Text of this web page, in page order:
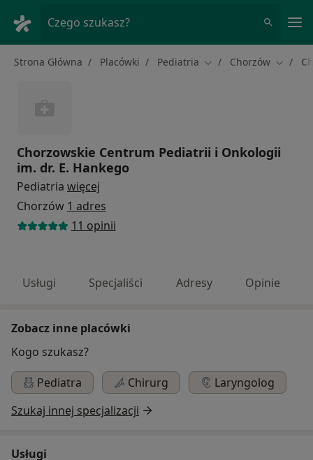
Czego szukasz?
Strona Główna Placówki Pediatria Zmień miasto
Chorzów Zmień
Chorzowskie Centrum Pediatrii i Onkologii
im. dr. E. Hankego
Pediatria więcej
Chorzów 1 adres
11 opinii
Usługi Specjaliści Adresy Opinie
Zobacz inne placówki
Kogo szukasz?
Pediatra
Chirurg
Laryngolog
Szukaj innej specjalizacji
Usługi